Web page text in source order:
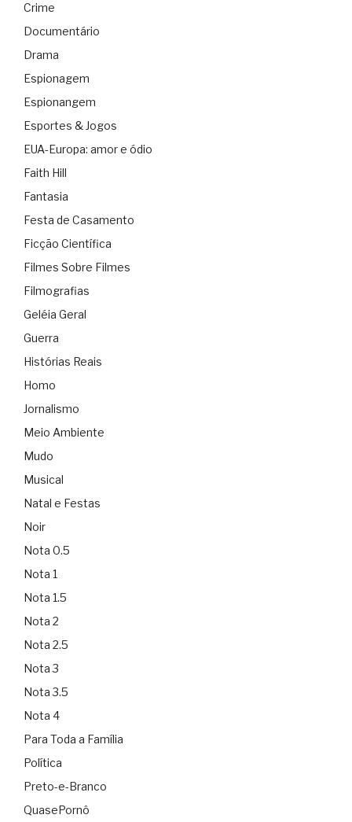
Crime
Documentário
Drama
Espionagem
Espionangem
Esportes & Jogos
EUA-Europa: amor e ódio
Faith Hill
Fantasia
Festa de Casamento
Ficção Científica
Filmes Sobre Filmes
Filmografias
Geléia Geral
Guerra
Histórias Reais
Homo
Jornalismo
Meio Ambiente
Mudo
Musical
Natal e Festas
Noir
Nota 0.5
Nota 1
Nota 1.5
Nota 2
Nota 2.5
Nota 3
Nota 3.5
Nota 4
Para Toda a Família
Política
Preto-e-Branco
QuasePornô